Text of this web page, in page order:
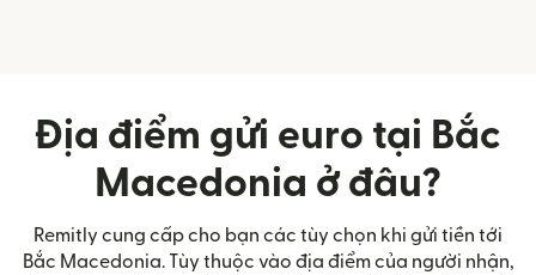
Địa điểm gửi euro tại Bắc
Macedonia ở đâu?
Remitly cung cấp cho bạn các tùy chọn khi gửi tiền tới
Bắc Macedonia. Tùy thuộc vào địa điểm của người nhận,